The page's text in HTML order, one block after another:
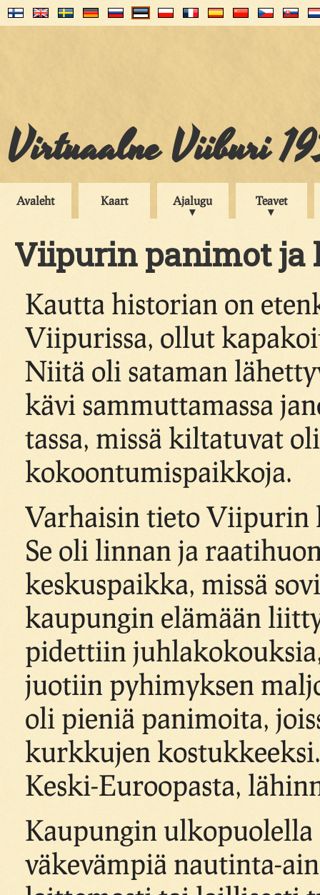
Virtuaalne Viiburi
Avaleht Kaart Ajalugu Teavet
Viipurin panimot ja
Kautta historian on
Viipurissa, ollut
Niitä oli sataman
kävi sammuttamassa
tassa, missä kiltatuvat
kokoontumispaikkoja.
Varhaisin tieto Viipurin
Se oli linnan ja
keskuspaikka, missä
kaupungin elämään
pidettiin
juotiin pyhimyksen
oli pieniä panimoita,
kurkkujen
Keski-Euroopasta,
Kaupungin
väkevämpiä nautinta-